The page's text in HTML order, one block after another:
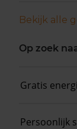
Bekijk alle
Op zoek
Gratis
Persoonlijk